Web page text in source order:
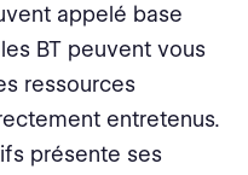
appelé base
BT peuvent vous
ressources
entretenus.
présente ses